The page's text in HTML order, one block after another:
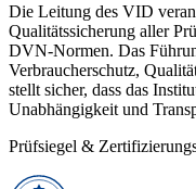
Die Leitung des VID
Qualitätssicherung aller
DVN-Normen. Das
Verbraucherschutz,
stellt sicher, dass das
Unabhängigkeit und
Prüfsiegel &